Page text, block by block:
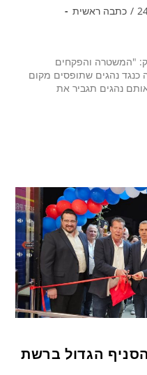
/ כתבה ראשית
"המשטרה והפקחים
כנגד נהגים שתופסים מקום
נהגים תגביר את
הגדול ברשת